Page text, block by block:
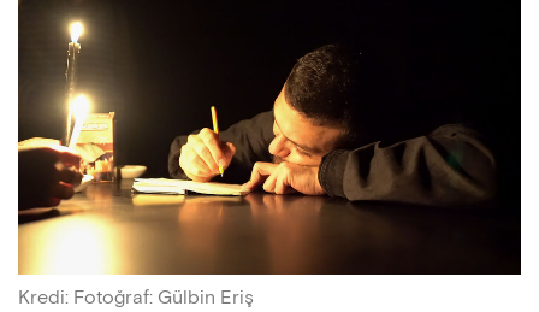
Kredi: Fotoğraf: Gülbin Eriş